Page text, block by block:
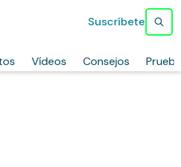
Vídeos Consejos
Suscríbete